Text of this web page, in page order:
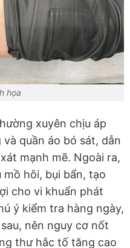
họa
xuyên chịu áp
quần áo bó sát, dẫn
mạnh mẽ. Ngoài ra,
hôi, bụi bẩn, tạo
cho vi khuẩn phát
ý kiểm tra hàng ngày,
nên nguy cơ nốt
thư hắc tố tăng cao